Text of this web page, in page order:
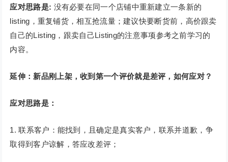
应对思路是: 没有必要在同一个店铺中重新建立一条新的
listing，重复铺货，相互抢流量；建议快要断货前，高价跟卖
自己的Listing，跟卖自己Listing的注意事项参考之前学习的
内容。
延伸：新品刚上架，收到第一个评价就是差评，如何应对？
应对思路是：
1. 联系客户：能找到，且确定是真实客户，联系并道歉，争
取得到客户谅解，答应改差评；